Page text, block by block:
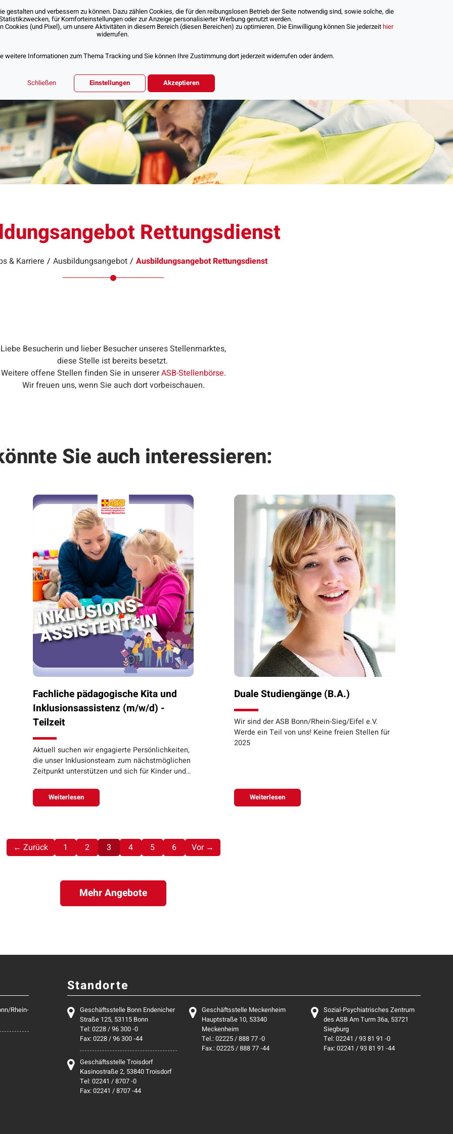
Über Uns Unsere Angebote Jobs & Karriere
Rettungsdienst
& Karriere / Ausbildungsangebot / Ausbildungsangebot Rettungsdienst
Liebe Besucherin und lieber Besucher unseres Stellenmarktes,
diese Stelle ist bereits besetzt.
Weitere offene Stellen finden Sie in unsererASB-Stellenbörse.
Wir freuen uns, wenn Sie auch dort vorbeischauen.
Sie auch interessieren:
Fachliche pädagogische Kita und
Inklusionsassistenz (m/w/d) -
Teilzeit
Aktuell suchen wir engagierte Persönlichkeiten,
die unser Inklusionsteam zum nächstmöglichen
Zeitpunkt unterstützen und sich für Kinder und…
Weiterlesen
Duale Studiengänge (B.A.)
Wir sind der ASB Bonn/Rhein-Sieg/Eifel e.V.
Werde ein Teil von uns! Keine freien Stellen für
2025
Weiterlesen
← Zurück 1 2 3(aktuell)
4 5 6 Vor →
Mehr Angebote
Rhein-
Standorte
Geschäftsstelle Bonn Endenicher
Straße 125, 53115 Bonn
Tel: 0228 / 96 300 -0
Fax: 0228 / 96 300 -44
Geschäftsstelle Troisdorf
Kasinostraße 2, 53840 Troisdorf
Tel: 02241 / 8707 -0
Fax: 02241 / 8707 -44
Geschäftsstelle Meckenheim
Hauptstraße 10, 53340
Meckenheim
Tel.: 02225 / 888 77 -0
Fax.: 02225 / 888 77 -44
Sozial-Psychiatrisches Zentrum
des ASB Am Turm 36a, 53721
Siegburg
Tel: 02241 / 93 81 91 -0
Fax: 02241 / 93 81 91 -44
gestalten und verbessern zu können. Dazu zählen Cookies, die für den reibungslosen Betrieb der Seite notwendig sind, sowie solche, die
für Komforteinstellungen oder zur Anzeige personalisierter Werbung genutzt werden.
(und Pixel), um unsere Aktivitäten in diesem Bereich (diesen Bereichen) zu optimieren. Die Einwilligung können Sie jederzeithier
widerrufen.
weitere Informationen zum Thema Tracking und Sie können Ihre Zustimmung dort jederzeit widerrufen oder ändern.
Schließen Einstellungen Akzeptieren